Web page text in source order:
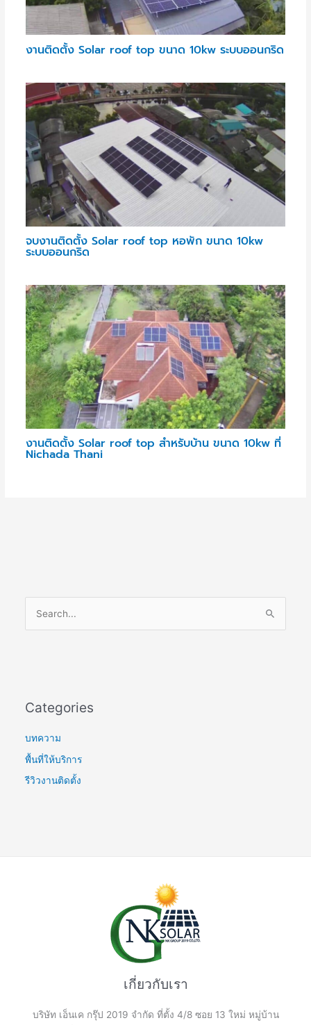
งานติดตั้ง Solar roof top ขนาด 10kw ระบบออนกริด
จบงานติดตั้ง Solar roof top หอพัก ขนาด 10kw
ระบบออนกริด
งานติดตั้ง Solar roof top สำหรับบ้าน ขนาด 10kw ที่
Nichada Thani
h
r
:
Categories
บทความ
พื้นที่ให้บริการ
รีวิวงานติดตั้ง
เกี่ยวกับเรา
บริษัท เอ็นเค กรุ๊ป 2019 จำกัด ที่ตั้ง 4/8 ซอย 13 ใหม่ หมู่บ้าน